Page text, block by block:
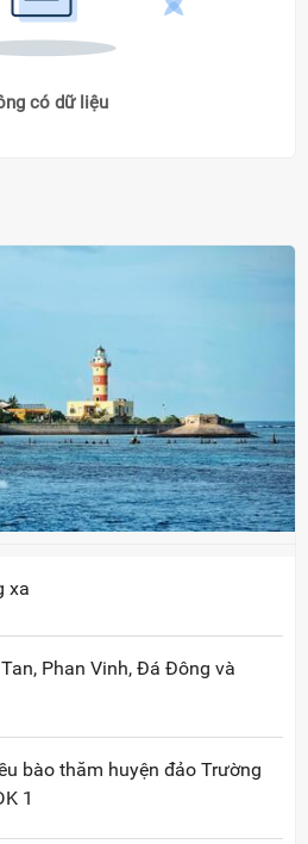
có dữ liệu
xa
Phan Vinh, Đá Đông và
bào thăm huyện đảo Trường
1